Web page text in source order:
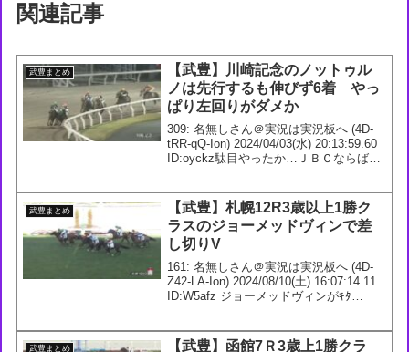
関連記事
武豊まとめ
【武豊】川崎記念のノットゥル
ノは先行するも伸びず6着 やっ
ぱり左回りがダメか
309: 名無しさん＠実況は実況板へ (4D-
tRR-qQ-Ion) 2024/04/03(水) 20:13:59.60
ID:oyckz駄目やったか…ＪＢＣならば逆
武豊まとめ
【武豊】札幌12R3歳以上1勝ク
ラスのジョーメッドヴィンで差
し切りV
161: 名無しさん＠実況は実況板へ (4D-
Z42-LA-Ion) 2024/08/10(土) 16:07:14.11
ID:W5afz ジョーメッドヴィンがｷﾀ
武豊まとめ 【武豊】函館7Ｒ3歳上1勝クラ